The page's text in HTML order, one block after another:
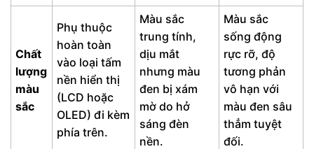
Chất
lượng
màu
sắc
Phụ thuộc
hoàn toàn
vào loại tấm
nền hiển thị
(LCD hoặc
OLED) đi kèm
phía trên.
Màu sắc
trung tính,
dịu mắt
nhưng màu
đen bị xám
mờ do hở
sáng đèn
nền.
Màu sắc
sống động
rực rỡ, độ
tương phản
vô hạn với
màu đen sâu
thẳm tuyệt
đối.